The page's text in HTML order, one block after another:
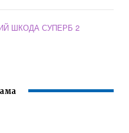
ШКОДА СУПЕРБ 2